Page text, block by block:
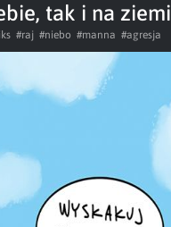
tak i na ziemi
#raj #niebo #manna #agresja